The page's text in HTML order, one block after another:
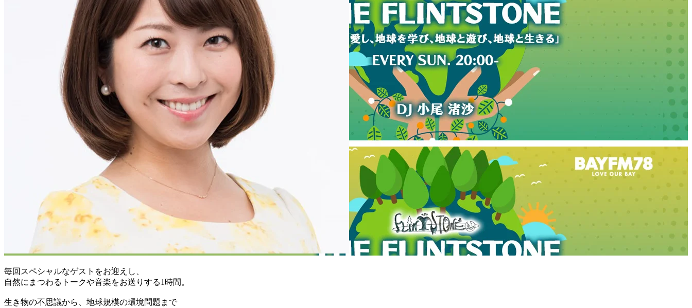
毎回スペシャルなゲストをお迎えし、
自然にまつわるトークや音楽をお送りする1時間。
生き物の不思議から、地球規模の環境問題まで